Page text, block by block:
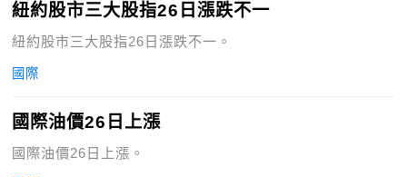
紐約股市三大股指26日漲跌不一
紐約股市三大股指26日漲跌不一。
國際
國際油價26日上漲
國際油價26日上漲。